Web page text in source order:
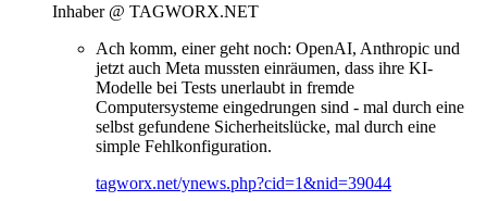
Inhaber @ TAGWORX.NET
Ach komm, einer geht noch: OpenAI, Anthropic und
jetzt auch Meta mussten einräumen, dass ihre KI-
Modelle bei Tests unerlaubt in fremde
Computersysteme eingedrungen sind - mal durch eine
selbst gefundene Sicherheitslücke, mal durch eine
simple Fehlkonfiguration.
tagworx.net/ynews.php?cid=1&nid=39044